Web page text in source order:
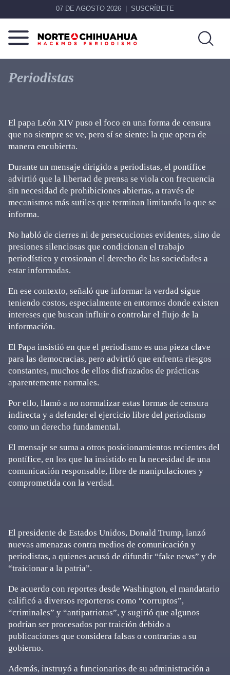
07 DE AGOSTO 2026 SUSCRÍBETE
Norte
De
Chihuahua
Más
que
noticias,
Periodistas
El papa León XIV puso el foco en una forma de censura
que no siempre se ve, pero sí se siente: la que opera de
manera encubierta.
Durante un mensaje dirigido a periodistas, el pontífice
advirtió que la libertad de prensa se viola con frecuencia
sin necesidad de prohibiciones abiertas, a través de
mecanismos más sutiles que terminan limitando lo que se
informa.
No habló de cierres ni de persecuciones evidentes, sino de
presiones silenciosas que condicionan el trabajo
periodístico y erosionan el derecho de las sociedades a
estar informadas.
En ese contexto, señaló que informar la verdad sigue
teniendo costos, especialmente en entornos donde existen
intereses que buscan influir o controlar el flujo de la
información.
El Papa insistió en que el periodismo es una pieza clave
para las democracias, pero advirtió que enfrenta riesgos
constantes, muchos de ellos disfrazados de prácticas
aparentemente normales.
Por ello, llamó a no normalizar estas formas de censura
indirecta y a defender el ejercicio libre del periodismo
como un derecho fundamental.
El mensaje se suma a otros posicionamientos recientes del
pontífice, en los que ha insistido en la necesidad de una
comunicación responsable, libre de manipulaciones y
comprometida con la verdad.
El presidente de Estados Unidos, Donald Trump, lanzó
nuevas amenazas contra medios de comunicación y
periodistas, a quienes acusó de difundir “fake news” y de
“traicionar a la patria”.
De acuerdo con reportes desde Washington, el mandatario
calificó a diversos reporteros como “corruptos”,
“criminales” y “antipatriotas”, y sugirió que algunos
podrían ser procesados por traición debido a
publicaciones que considera falsas o contrarias a su
gobierno.
Además, instruyó a funcionarios de su administración a